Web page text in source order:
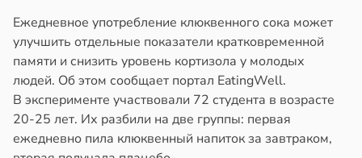
Ежедневное употребление клюквенного сока может
улучшить отдельные показатели кратковременной
памяти и снизить уровень кортизола у молодых
людей. Об этом сообщает портал EatingWell.
В эксперименте участвовали 72 студента в возрасте
20-25 лет. Их разбили на две группы: первая
ежедневно пила клюквенный напиток за завтраком,